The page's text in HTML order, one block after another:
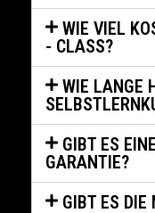
WIE VIEL
- CLASS?
WIE LANGE
GIBT ES
GARANTIE?
GIBT ES DIE